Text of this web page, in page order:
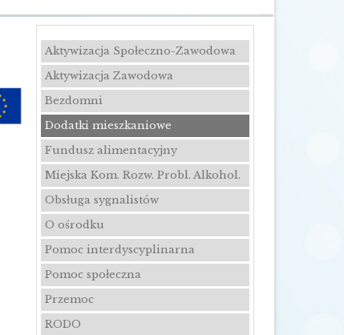
Aktywizacja Społeczno-Zawodowa
Aktywizacja Zawodowa
Bezdomni
Dodatki mieszkaniowe
Fundusz alimentacyjny
Miejska Kom. Rozw. Probl. Alkohol.
Obsługa sygnalistów
O ośrodku
Pomoc interdyscyplinarna
Pomoc społeczna
Przemoc
RODO